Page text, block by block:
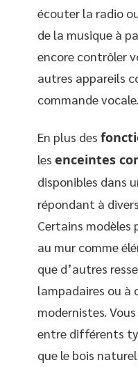
écouter la radio
de la musique à
encore contrôler
autres appareils
commande vocale.
En plus des
les enceintes
disponibles dans
répondant à
Certains modèles
au mur comme
que d’autres
lampadaires ou à
modernistes.
entre différents
que le bois